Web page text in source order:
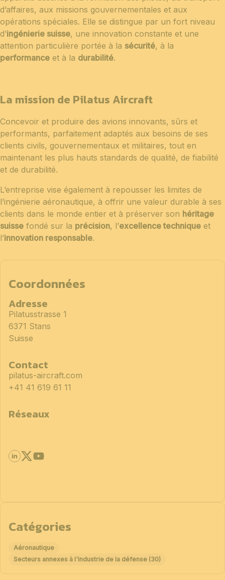
d’affaires, aux missions gouvernementales et aux
opérations spéciales. Elle se distingue par un fort niveau
d’ingénierie suisse, une innovation constante et une
attention particulière portée à la sécurité, à la
performance et à la durabilité.
La mission de Pilatus Aircraft
Concevoir et produire des avions innovants, sûrs et
performants, parfaitement adaptés aux besoins de ses
clients civils, gouvernementaux et militaires, tout en
maintenant les plus hauts standards de qualité, de fiabilité
et de durabilité.
L’entreprise vise également à repousser les limites de
l’ingénierie aéronautique, à offrir une valeur durable à ses
clients dans le monde entier et à préserver son héritage
suisse fondé sur la précision, l’excellence technique et
l’innovation responsable.
Coordonnées
Adresse
Pilatusstrasse 1
6371 Stans
Suisse
Contact
pilatus-aircraft.com
+41 41 619 61 11
Réseaux
Catégories
Aéronautique
Secteurs annexes à l'industrie de la défense (30)